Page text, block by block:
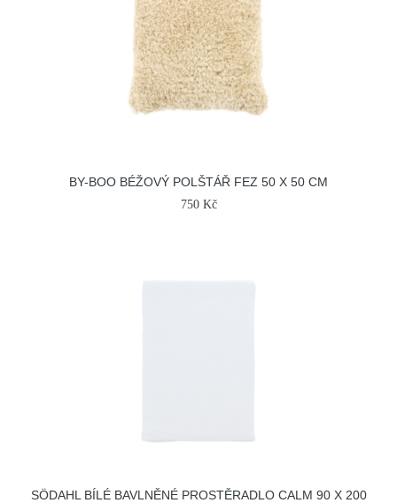
BY-BOO BÉŽOVÝ POLŠTÁŘ FEZ 50 X 50 CM
750 Kč
SÖDAHL BÍLÉ BAVLNĚNÉ PROSTĚRADLO CALM 90 X 200